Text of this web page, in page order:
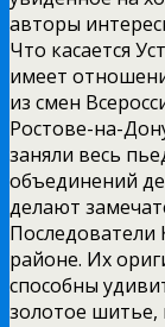
авторы
Что касается
имеет
из смен
Ростове-на-
заняли весь
объединений
делают
Последователи
районе. Их
способны
золотое